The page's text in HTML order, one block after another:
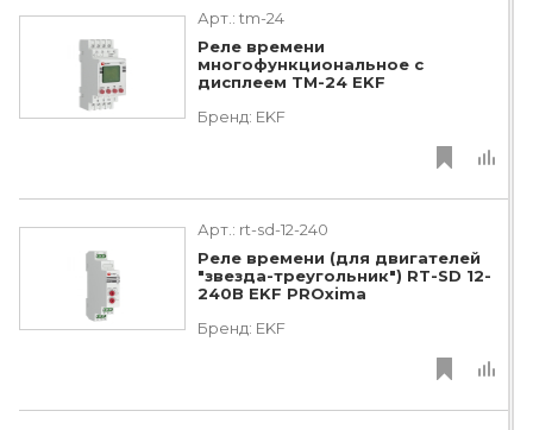
Арт.: tm-24
Реле времени
многофункциональное с
дисплеем ТМ-24 EKF
Бренд: EKF
Арт.: rt-sd-12-240
Реле времени (для двигателей
"звезда-треугольник") RT-SD 12-
240В EKF PROxima
Бренд: EKF